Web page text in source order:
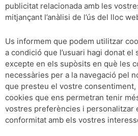
publicitat relacionada amb les
mitjançant l’anàlisi de l’ús del lloc
Us informem que podem utilitzar
a condició que l’usuari hagi donat el
excepte en els supòsits en què les
necessàries per a la navegació pel
que presteu el vostre
cookies que ens permetran tenir
vostres preferències i personalitzar
conformitat amb els vostres